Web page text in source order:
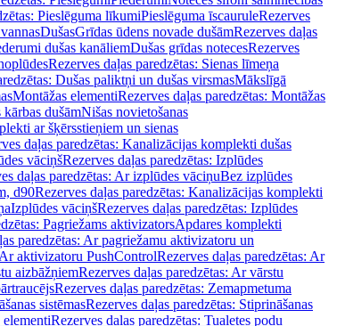
Pieslēguma līkumiPieslēguma īscauruleRezerves
DušasGrīdas ūdens novade dušāmRezerves daļas
dušas kanāliemDušas grīdas notecesRezerves
Rezerves daļas paredzētas: Sienas līmeņa
Dušas paliktņi un dušas virsmasMākslīgā
Montāžas elementiRezerves daļas paredzētas: Montāžas
dušāmNišas novietošanas
ar šķērsstieņiem un sienas
daļas paredzētas: Kanalizācijas komplekti dušas
vāciņšRezerves daļas paredzētas: Izplūdes
daļas paredzētas: Ar izplūdes vāciņuBez izplūdes
d90Rezerves daļas paredzētas: Kanalizācijas komplekti
Izplūdes vāciņšRezerves daļas paredzētas: Izplūdes
Pagriežams aktivizatorsApdares komplekti
paredzētas: Ar pagriežamu aktivizatoru un
Ar aktivizatoru PushControlRezerves daļas paredzētas: Ar
aizbāžņiemRezerves daļas paredzētas: Ar vārstu
Rezerves daļas paredzētas: Zemapmetuma
sistēmasRezerves daļas paredzētas: Stiprināšanas
Rezerves daļas paredzētas: Tualetes podu